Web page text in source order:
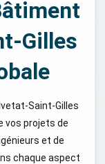
Gilles
Saint-Gilles
vos projets de
et de
chaque aspect